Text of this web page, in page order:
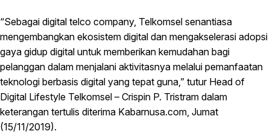
“Sebagai digital telco company, Telkomsel senantiasa
mengembangkan ekosistem digital dan mengakselerasi adopsi
gaya gidup digital untuk memberikan kemudahan bagi
pelanggan dalam menjalani aktivitasnya melalui pemanfaatan
teknologi berbasis digital yang tepat guna,” tutur Head of
Digital Lifestyle Telkomsel – Crispin P. Tristram dalam
keterangan tertulis diterima Kabarnusa.com, Jumat
(15/11/2019).